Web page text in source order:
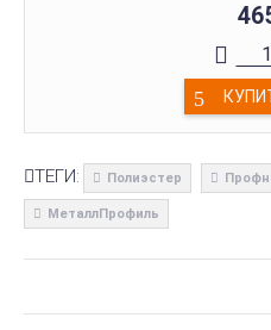
ТЕГИ: Полиэстер
МеталлПрофиль